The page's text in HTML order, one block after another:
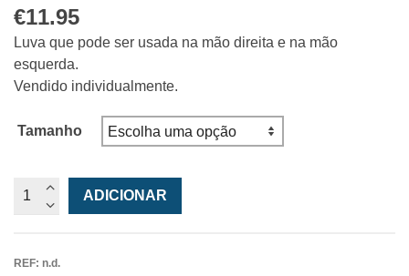
€11.95
Luva que pode ser usada na mão direita e na mão
esquerda.
Vendido individualmente.
Tamanho
Quantidade
ADICIONAR
REF: n.d.